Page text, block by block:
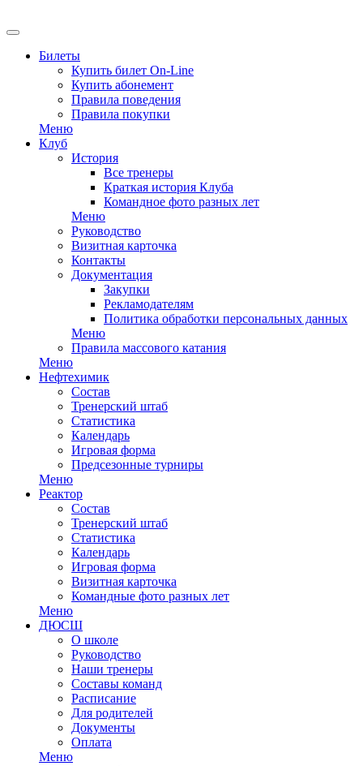
Билеты
Купить билет On-Line
Купить абонемент
Правила поведения
Правила покупки
Меню
Клуб
История
Все тренеры
Краткая история Клуба
Командное фото разных лет
Меню
Руководство
Визитная карточка
Контакты
Документация
Закупки
Рекламодателям
Политика обработки персональных данных
Меню
Правила массового катания
Меню
Нефтехимик
Состав
Тренерский штаб
Статистика
Календарь
Игровая форма
Предсезонные турниры
Меню
Реактор
Состав
Тренерский штаб
Статистика
Календарь
Игровая форма
Визитная карточка
Командные фото разных лет
Меню
ДЮСШ
О школе
Руководство
Наши тренеры
Составы команд
Расписание
Для родителей
Документы
Оплата
Меню